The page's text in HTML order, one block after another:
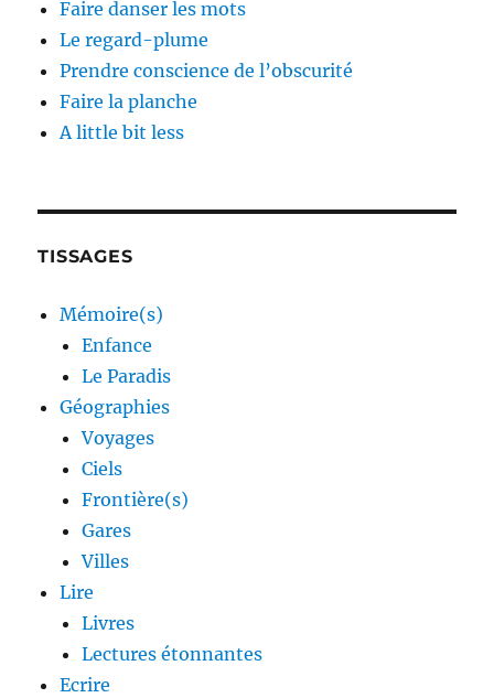
Faire danser les mots
Le regard-plume
Prendre conscience de l’obscurité
Faire la planche
A little bit less
TISSAGES
Mémoire(s)
Enfance
Le Paradis
Géographies
Voyages
Ciels
Frontière(s)
Gares
Villes
Lire
Livres
Lectures étonnantes
Ecrire